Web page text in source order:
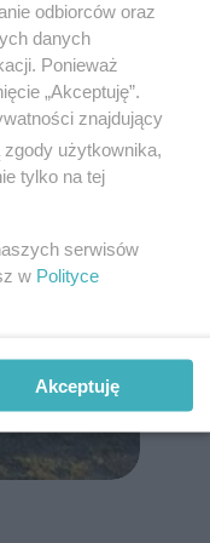
odbiorców oraz
danych
Ponieważ
„Akceptuję”.
znajdujący
użytkownika,
tylko na tej
serwisów
w Polityce
Akceptuję